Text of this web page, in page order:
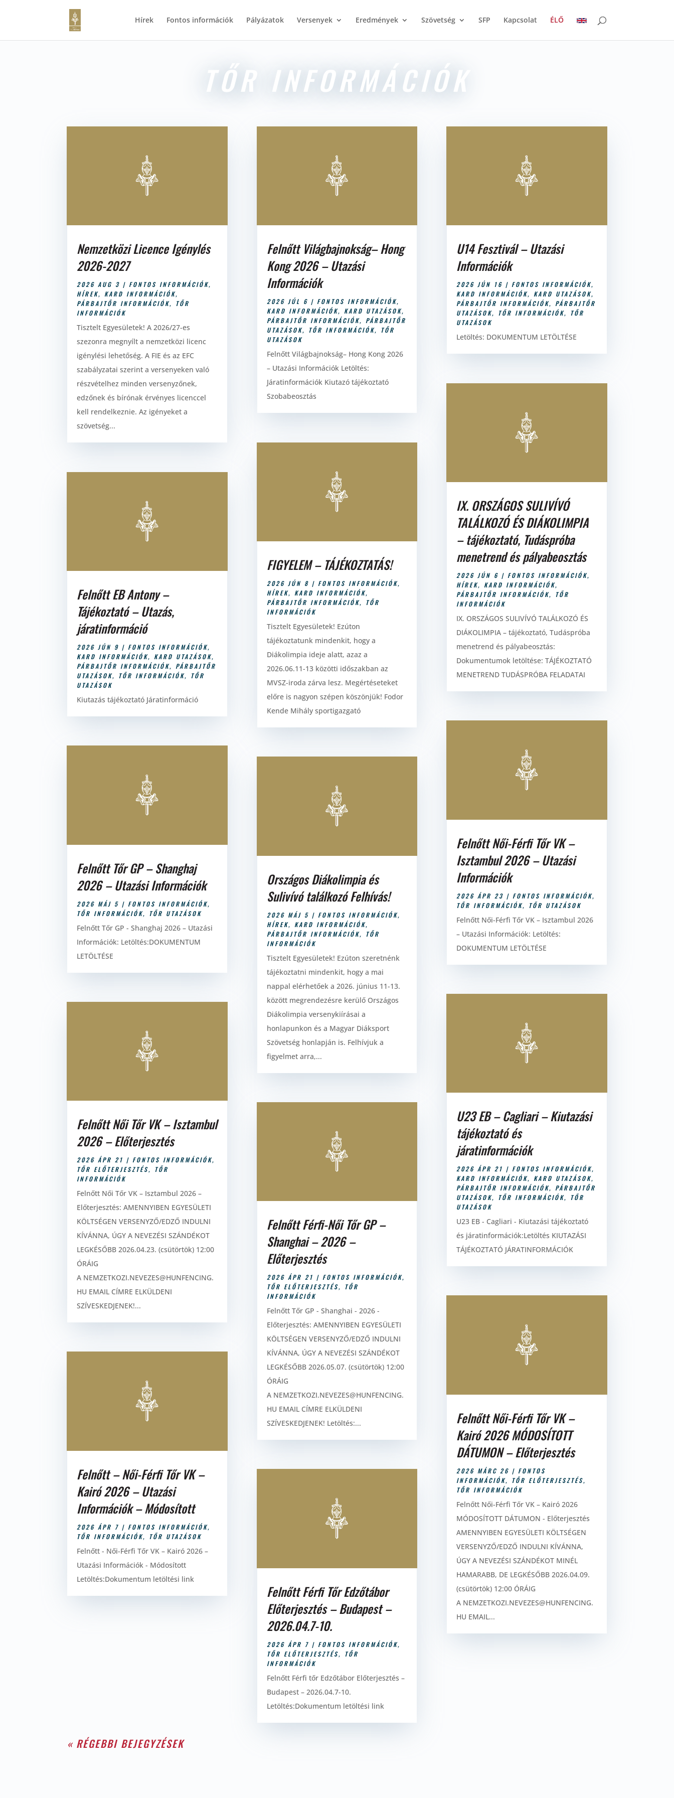
Hírek Fontos információk Pályázatok Versenyek Eredmények Szövetség SFP Kapcsolat ÉLŐ
TŐR INFORMÁCIÓK
Nemzetközi Licence Igénylés
2026-2027
2026 AUG 3 |FONTOS INFORMÁCIÓK,
HÍREK,KARD INFORMÁCIÓK,
PÁRBAJTŐR INFORMÁCIÓK, TŐR
INFORMÁCIÓK
Tisztelt Egyesületek! A 2026/27-es
szezonra megnyílt a nemzetközi licenc
igénylési lehetőség. A FIE és az EFC
szabályzatai szerint a versenyeken való
részvételhez minden versenyzőnek,
edzőnek és bírónak érvényes licenccel
kell rendelkeznie. Az igényeket a
szövetség...
Felnőtt EB Antony –
Tájékoztató – Utazás,
járatinformáció
2026 JÚN 9 | FONTOS INFORMÁCIÓK,
KARD INFORMÁCIÓK, KARD UTAZÁSOK,
PÁRBAJTŐR INFORMÁCIÓK, PÁRBAJTŐR
UTAZÁSOK, TŐR INFORMÁCIÓK, TŐR
UTAZÁSOK
Kiutazás tájékoztató Járatinformáció
Felnőtt Tőr GP – Shanghaj
2026 – Utazási Információk
2026 MÁJ 5 | FONTOS INFORMÁCIÓK,
TŐR INFORMÁCIÓK, TŐR UTAZÁSOK
Felnőtt Tőr GP - Shanghaj 2026 – Utazási
Információk: Letöltés:DOKUMENTUM
LETÖLTÉSE
Felnőtt Női Tőr VK – Isztambul
2026 – Előterjesztés
2026 ÁPR 21 | FONTOS INFORMÁCIÓK,
TŐR ELŐTERJESZTÉS, TŐR
INFORMÁCIÓK
Felnőtt Női Tőr VK – Isztambul 2026 –
Előterjesztés: AMENNYIBEN EGYESÜLETI
KÖLTSÉGEN VERSENYZŐ/EDZŐ INDULNI
KÍVÁNNA, ÚGY A NEVEZÉSI SZÁNDÉKOT
LEGKÉSŐBB 2026.04.23. (csütörtök) 12:00
ÓRÁIG
A NEMZETKOZI.NEVEZES@HUNFENCING.
HU EMAIL CÍMRE ELKÜLDENI
SZÍVESKEDJENEK!...
Felnőtt – Női-Férfi Tőr VK –
Kairó 2026 – Utazási
Információk – Módosított
2026 ÁPR 7 | FONTOS INFORMÁCIÓK,
TŐR INFORMÁCIÓK, TŐR UTAZÁSOK
Felnőtt - Női-Férfi Tőr VK – Kairó 2026 –
Utazási Információk - Módosított
Letöltés:Dokumentum letöltési link
Felnőtt Világbajnokság– Hong
Kong 2026 – Utazási
Információk
2026 JÚL 6 | FONTOS INFORMÁCIÓK,
KARD INFORMÁCIÓK, KARD UTAZÁSOK,
PÁRBAJTŐR INFORMÁCIÓK, PÁRBAJTŐR
UTAZÁSOK, TŐR INFORMÁCIÓK, TŐR
UTAZÁSOK
Felnőtt Világbajnokság– Hong Kong 2026
– Utazási Információk Letöltés:
Járatinformációk Kiutazó tájékoztató
Szobabeosztás
FIGYELEM – TÁJÉKOZTATÁS!
2026 JÚN 8 | FONTOS INFORMÁCIÓK,
HÍREK, KARD INFORMÁCIÓK,
PÁRBAJTŐR INFORMÁCIÓK,
TŐR
INFORMÁCIÓK
Tisztelt Egyesületek! Ezúton
tájékoztatunk mindenkit, hogy a
Diákolimpia ideje alatt, azaz a
2026.06.11-13 közötti időszakban az
MVSZ-iroda zárva lesz. Megértéseteket
előre is nagyon szépen köszönjük! Fodor
Kende Mihály sportigazgató
Országos Diákolimpia és
Sulivívó találkozó Felhívás!
2026 MÁJ 5 | FONTOS INFORMÁCIÓK,
HÍREK, KARD INFORMÁCIÓK,
PÁRBAJTŐR INFORMÁCIÓK,
TŐR
INFORMÁCIÓK
Tisztelt Egyesületek! Ezúton szeretnénk
tájékoztatni mindenkit, hogy a mai
nappal elérhetőek a 2026. június 11-13.
között megrendezésre kerülő Országos
Diákolimpia versenykiírásai a
honlapunkon és a Magyar Diáksport
Szövetség honlapján is. Felhívjuk a
figyelmet arra,...
Felnőtt Férfi-Női Tőr GP –
Shanghai – 2026 –
Előterjesztés
2026 ÁPR 21 | FONTOS INFORMÁCIÓK,
TŐR ELŐTERJESZTÉS,
TŐR
INFORMÁCIÓK
Felnőtt Tőr GP - Shanghai - 2026 -
Előterjesztés: AMENNYIBEN EGYESÜLETI
KÖLTSÉGEN VERSENYZŐ/EDZŐ INDULNI
KÍVÁNNA, ÚGY A NEVEZÉSI SZÁNDÉKOT
LEGKÉSŐBB 2026.05.07. (csütörtök) 12:00
ÓRÁIG
A NEMZETKOZI.NEVEZES@HUNFENCING.
HU EMAIL CÍMRE ELKÜLDENI
SZÍVESKEDJENEK! Letöltés:...
Felnőtt Férfi Tőr Edzőtábor
Előterjesztés – Budapest –
2026.04.7-10.
2026 ÁPR 7 | FONTOS INFORMÁCIÓK,
TŐR ELŐTERJESZTÉS,
TŐR
INFORMÁCIÓK
Felnőtt Férfi tőr Edzőtábor Előterjesztés –
Budapest – 2026.04.7-10.
Letöltés:Dokumentum letöltési link
U14 Fesztivál – Utazási
Információk
2026 JÚN 16 | FONTOS INFORMÁCIÓK,
KARD INFORMÁCIÓK, KARD UTAZÁSOK,
PÁRBAJTŐR INFORMÁCIÓK, PÁRBAJTŐR
UTAZÁSOK, TŐR INFORMÁCIÓK, TŐR
UTAZÁSOK
Letöltés: DOKUMENTUM LETÖLTÉSE
IX. ORSZÁGOS SULIVÍVÓ
TALÁLKOZÓ ÉS DIÁKOLIMPIA
– tájékoztató, Tudáspróba
menetrend és pályabeosztás
2026 JÚN 6 | FONTOS INFORMÁCIÓK,
HÍREK, KARD INFORMÁCIÓK,
PÁRBAJTŐR INFORMÁCIÓK,
TŐR
INFORMÁCIÓK
IX. ORSZÁGOS SULIVÍVÓ TALÁLKOZÓ ÉS
DIÁKOLIMPIA – tájékoztató, Tudáspróba
menetrend és pályabeosztás:
Dokumentumok letöltése: TÁJÉKOZTATÓ
MENETREND TUDÁSPRÓBA FELADATAI
Felnőtt Női-Férfi Tőr VK –
Isztambul 2026 – Utazási
Információk
2026 ÁPR 23 | FONTOS INFORMÁCIÓK,
TŐR INFORMÁCIÓK, TŐR UTAZÁSOK
Felnőtt Női-Férfi Tőr VK – Isztambul 2026
– Utazási Információk: Letöltés:
DOKUMENTUM LETÖLTÉSE
U23 EB – Cagliari – Kiutazási
tájékoztató és
járatinformációk
2026 ÁPR 21 | FONTOS INFORMÁCIÓK,
KARD INFORMÁCIÓK, KARD UTAZÁSOK,
PÁRBAJTŐR INFORMÁCIÓK, PÁRBAJTŐR
UTAZÁSOK, TŐR INFORMÁCIÓK,
TŐR
UTAZÁSOK
U23 EB - Cagliari - Kiutazási tájékoztató
és járatinformációk:Letöltés KIUTAZÁSI
TÁJÉKOZTATÓ JÁRATINFORMÁCIÓK
Felnőtt Női-Férfi Tőr VK –
Kairó 2026 MÓDOSÍTOTT
DÁTUMON – Előterjesztés
2026 MÁRC 26 | FONTOS
INFORMÁCIÓK, TŐR ELŐTERJESZTÉS,
TŐR INFORMÁCIÓK
Felnőtt Női-Férfi Tőr VK – Kairó 2026
MÓDOSÍTOTT DÁTUMON - Előterjesztés
AMENNYIBEN EGYESÜLETI KÖLTSÉGEN
VERSENYZŐ/EDZŐ INDULNI KÍVÁNNA,
ÚGY A NEVEZÉSI SZÁNDÉKOT MINÉL
HAMARABB, DE LEGKÉSŐBB 2026.04.09.
(csütörtök) 12:00 ÓRÁIG
A NEMZETKOZI.NEVEZES@HUNFENCING.
HU EMAIL...
« RÉGEBBI BEJEGYZÉSEK